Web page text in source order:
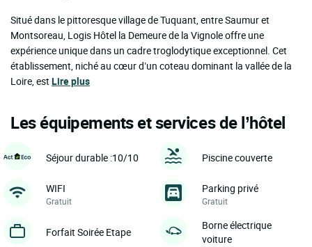
Situé dans le pittoresque village de Tuquant, entre Saumur et
Montsoreau, Logis Hôtel la Demeure de la Vignole offre une
expérience unique dans un cadre troglodytique exceptionnel. Cet
établissement, niché au cœur d’un coteau dominant la vallée de la
Loire, est Lire plus
Les équipements et services de l’hôtel
Séjour durable :10/10 Piscine couverte
WIFI
Gratuit
Parking privé
Gratuit
Forfait Soirée Etape
Borne électrique
voiture